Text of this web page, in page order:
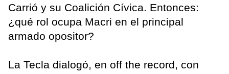
Carrió y su Coalición Cívica. Entonces:
¿qué rol ocupa Macri en el principal
armado opositor?
La Tecla dialogó, en off the record, con